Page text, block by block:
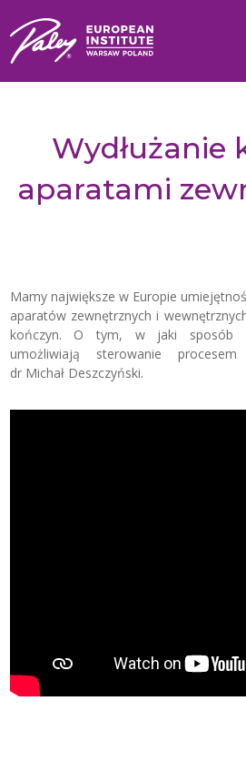
Wydłużanie
aparatami
Mamy największe w Europie
aparatów zewnętrznych i
kończyn. O tym, w jaki sposób
umożliwiają sterowanie procesem
dr Michał Deszczyński.